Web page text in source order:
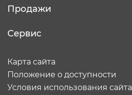
Продажи
Сервис
Карта сайта
Положение о доступности
Условия использования сайта